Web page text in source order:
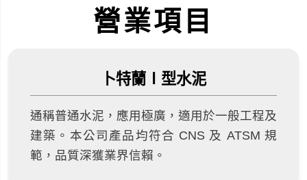
營業項目
卜特蘭Ⅰ型水泥
通稱普通水泥，應用極廣，適用於一般工程及
建築。本公司產品均符合 CNS 及 ATSM 規
範，品質深獲業界信賴。